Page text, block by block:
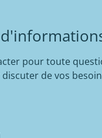
pour toute
de vos